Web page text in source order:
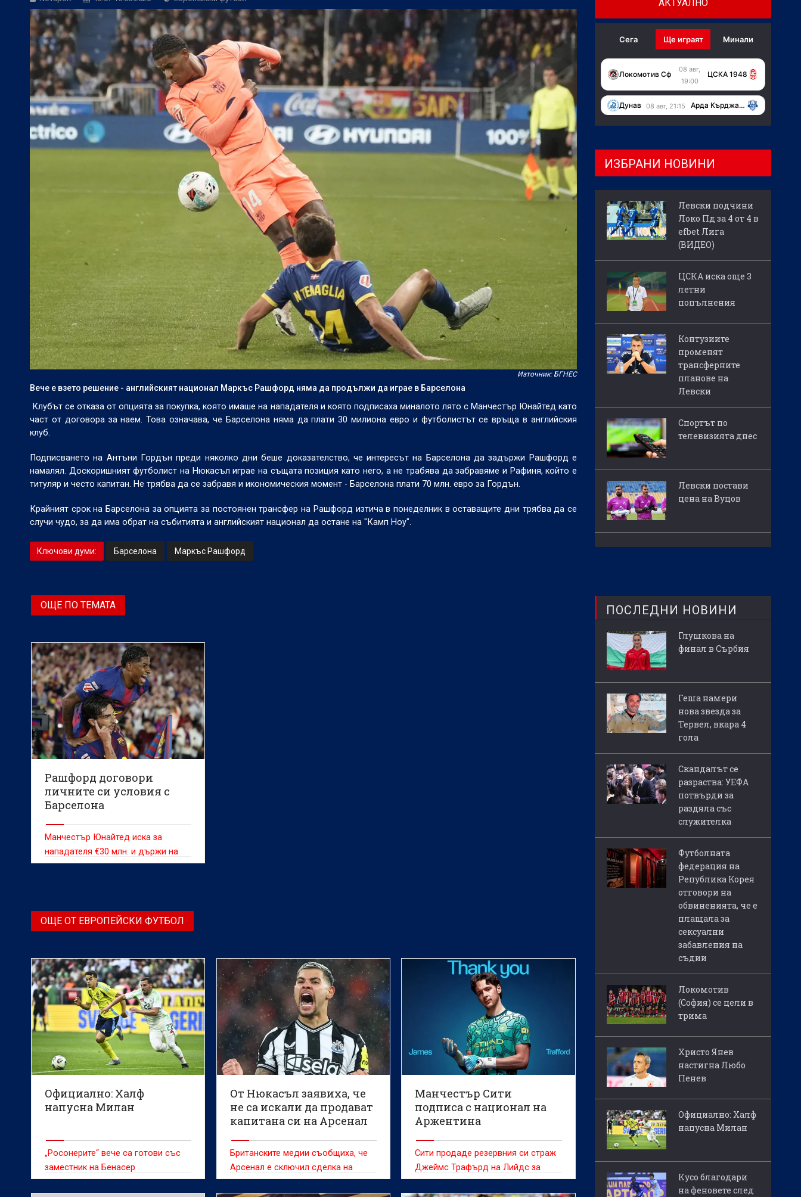
БГ Футбол:ЦСКА иска още 3 летни попълнения
БГ Футбол:Контузиите променят трансферните планове на Левски
Източник: БГНЕС
Вече е взето решение - английският национал Маркъс Рашфорд няма да продължи да играе в Барселона
Клубът се отказа от опцията за покупка, която имаше на нападателя и която подписаха миналото лято с Манчестър Юнайтед като
част от договора за наем. Това означава, че Барселона няма да плати 30 милиона евро и футболистът се връща в английския
клуб.
Подписването на Антъни Гордън преди няколко дни беше доказателство, че интересът на Барселона да задържи Рашфорд е
намалял. Доскоришният футболист на Нюкасъл играе на същата позиция като него, а не трабява да забравяме и Рафиня, който е
титуляр и често капитан. Не трябва да се забравя и икономическия момент - Барселона плати 70 млн. евро за Гордън.
Крайният срок на Барселона за опцията за постоянен трансфер на Рашфорд изтича в понеделник в оставащите дни трябва да се
случи чудо, за да има обрат на събитията и английският национал да остане на "Камп Ноу".
Ключови думи: Барселона Маркъс Рашфорд
ОЩЕ ПО ТЕМАТА
Рашфорд договори
личните си условия с
Барселона
Манчестър Юнайтед иска за
нападателя €30 млн. и държи на
трансфер това лято
ОЩЕ ОТ ЕВРОПЕЙСКИ ФУТБОЛ
Официално: Халф
напусна Милан
„Росонерите“ вече са готови със
заместник на Бенасер
От Нюкасъл заявиха, че
не са искали да продават
капитана си на Арсенал
Британските медии съобщиха, че
Арсенал е сключил сделка на
стойност 75 милиона паунда
Манчестър Сити
подписа с национал на
Аржентина
Сити продаде резервния си страж
Джеймс Трафърд на Лийдс за
близо 40 милиона паунда
АКТУАЛНО
Сега Ще играят Минали
Локомотив Сф
08 авг,
19:00
ЦСКА 1948
Дунав 08 авг, 21:15 Арда Кърджали
ИЗБРАНИ НОВИНИ
Левски подчини
Локо Пд за 4 от 4 в
efbet Лига
(ВИДЕО)
ЦСКА иска още 3
летни
попълнения
Контузиите
променят
трансферните
планове на
Левски
Спортът по
телевизията днес
Левски постави
цена на Вуцов
ПОСЛЕДНИ НОВИНИ
Глушкова на
финал в Сърбия
Геша намери
нова звезда за
Тервел, вкара 4
гола
Скандалът се
разраства: УЕФА
потвърди за
раздяла със
служителка
Футболната
федерация на
Република Корея
отговори на
обвиненията, че е
плащала за
сексуални
забавления на
съдии
Локомотив
(София) се цели в
трима
Христо Янев
настигна Любо
Пенев
Официално: Халф
напусна Милан
Кусо благодари
на феновете след